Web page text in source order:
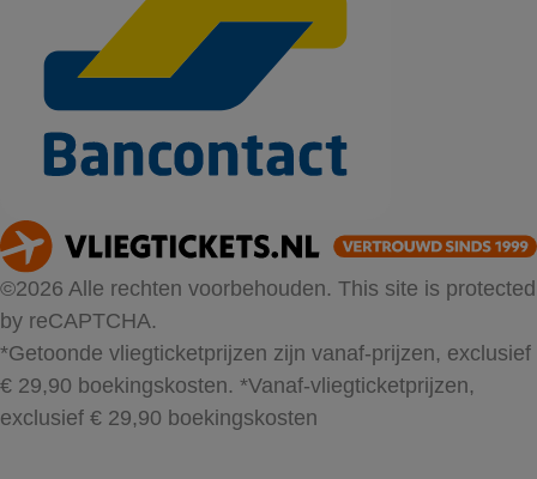
©2026 Alle rechten voorbehouden. This site is protected
by reCAPTCHA.
*Getoonde vliegticketprijzen zijn vanaf-prijzen, exclusief
€ 29,90 boekingskosten. *Vanaf-vliegticketprijzen,
exclusief € 29,90 boekingskosten